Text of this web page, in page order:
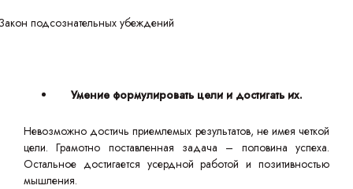
Умение формулировать цели и достигать их.
Невозможно достичь приемлемых результатов, не имея четкой
цели. Грамотно поставленная задача – половина успеха.
Остальное достигается усердной работой и позитивностью
мышления.